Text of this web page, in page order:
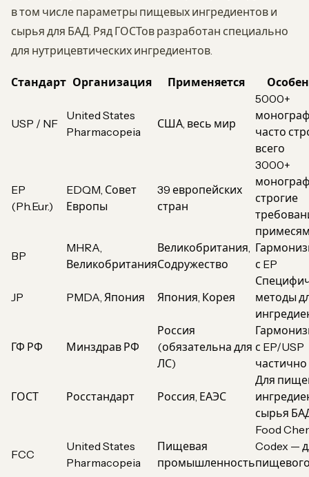
в том числе параметры пищевых ингредиентов и
сырья для БАД. Ряд ГОСТов разработан специально
для нутрицевтических ингредиентов.
Стандарт Организация Применяется
USP / NF
United States
Pharmacopeia
США, весь мир
5000+
часто
всего
EP
(Ph.Eur.)
EDQM, Совет
Европы
39 европейских
стран
3000+
строгие
BP
MHRA,
Великобритания
Великобритания,
Содружество
с EP
JP PMDA, Япония Япония, Корея
методы
ГФ РФ Минздрав РФ
Россия
(обязательна для
ЛС)
с EP/USP
частично
ГОСТ Росстандарт Россия, ЕАЭС
Для
сырья
FCC
United States
Pharmacopeia
Пищевая
промышленность
Food
Codex —